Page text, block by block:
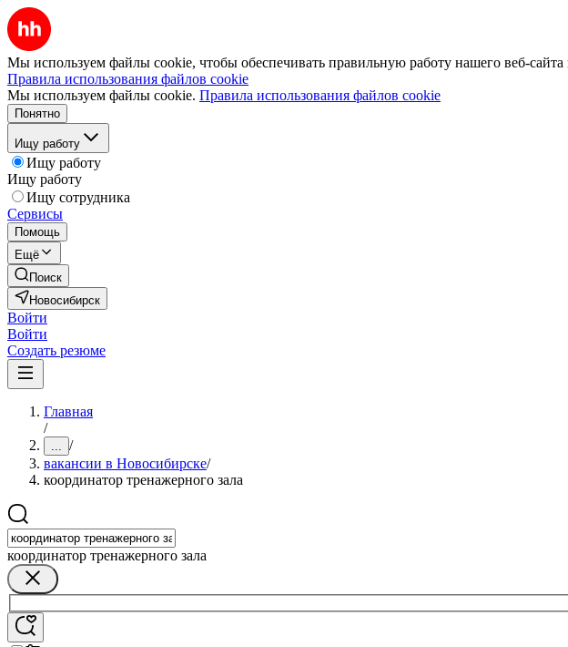
Мы используем файлы cookie, чтобы обеспечивать правильную работу нашего веб-сайта
Правила использования файлов cookie
Мы используем файлы cookie. Правила использования файлов cookie
Понятно
Ищу работу
Ищу работу
Ищу работу
Ищу сотрудника
Сервисы
Помощь
Ещё
Поиск
Новосибирск
Войти
Войти
Создать резюме
Главная
/
... /
вакансии в Новосибирске/
координатор тренажерного зала
координатор тренажерного зала